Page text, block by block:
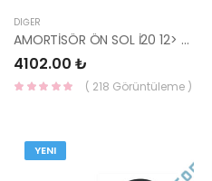
DIĞER
AMORTİSÖR ÖN SOL İ20 12> 54650-4P500 54650-1J500-HMC
4102.00 ₺
( 218 Görüntüleme )
YENI